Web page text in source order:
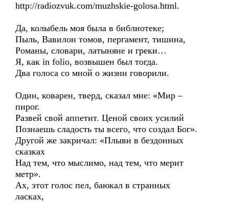
http://radiozvuk.com/muzhskie-golosa.html.
Да, колыбель моя была в библиотеке;
Пыль, Вавилон томов, пергамент, тишина,
Романы, словари, латыняне и греки…
Я, как in folio, возвышен был тогда.
Два голоса со мной о жизни говорили.
Один, коварен, тверд, сказал мне: «Мир –
пирог.
Развей свой аппетит. Ценой своих усилий
Познаешь сладость ты всего, что создал Бог».
Другой же закричал: «Плыви в бездонных
сказках
Над тем, что мыслимо, над тем, что мерит
метр».
Ах, этот голос пел, баюкал в странных
ласках,